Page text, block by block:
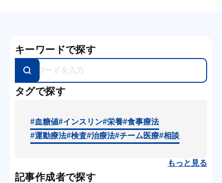
キーワードで探す
タグで探す
#血糖値#インスリン#栄養#食事療法
#運動療法#検査#治療法#チーム医療#相談
もっと見る
記事作成者で探す